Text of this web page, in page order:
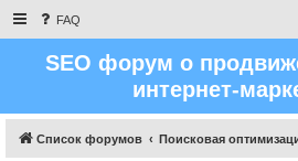
FAQ
SEO форум о
интернет-
Список форумов Поисковая